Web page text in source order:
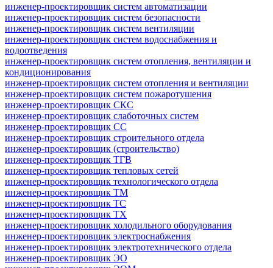
инженер-проектировщик систем автоматизации
инженер-проектировщик систем безопасности
инженер-проектировщик систем вентиляции
инженер-проектировщик систем водоснабжения и
водоотведения
инженер-проектировщик систем отопления, вентиляции и
кондиционирования
инженер-проектировщик систем отопления и вентиляции
инженер-проектировщик систем пожаротушения
инженер-проектировщик СКС
инженер-проектировщик слаботочных систем
инженер-проектировщик СС
инженер-проектировщик строительного отдела
инженер-проектировщик (строительство)
инженер-проектировщик ТГВ
инженер-проектировщик тепловых сетей
инженер-проектировщик технологического отдела
инженер-проектировщик ТМ
инженер-проектировщик ТС
инженер-проектировщик ТХ
инженер-проектировщик холодильного оборудования
инженер-проектировщик электроснабжения
инженер-проектировщик электротехнического отдела
инженер-проектировщик ЭО